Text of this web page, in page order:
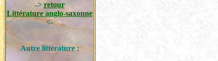
-> retour
Littérature anglo-saxonne
<-
Autre littérature :